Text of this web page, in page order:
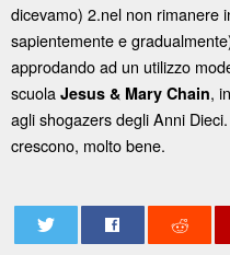
dicevamo) 2.nel non rimanere
sapientemente e
approdando ad un utilizzo
scuola Jesus & Mary Chain,
agli shogazers degli Anni
crescono, molto bene.